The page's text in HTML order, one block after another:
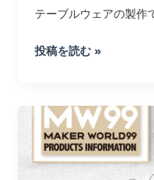
の
案
テーブルウェアの製作
【特
説】
セ
ラ
ミ
投稿を読む »